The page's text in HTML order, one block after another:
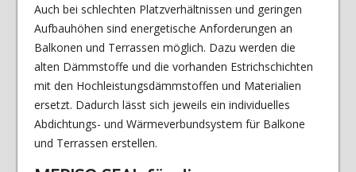
Auch bei schlechten Platzverhältnissen und geringen
Aufbauhöhen sind energetische Anforderungen an
Balkonen und Terrassen möglich. Dazu werden die
alten Dämmstoffe und die vorhanden Estrichschichten
mit den Hochleistungsdämmstoffen und Materialien
ersetzt. Dadurch lässt sich jeweils ein individuelles
Abdichtungs- und Wärmeverbundsystem für Balkone
und Terrassen erstellen.